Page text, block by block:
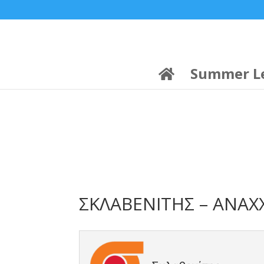
Summer League
Summer League
Summer
ΣΚΛΑΒΕΝΙΤΗΣ –